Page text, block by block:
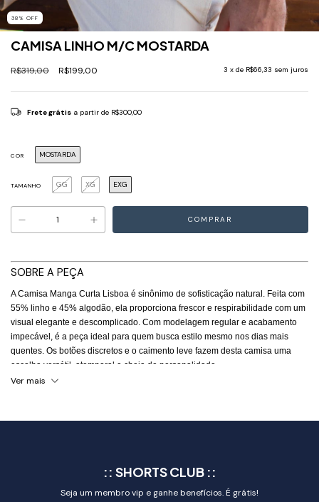
38 % OFF
CAMISA LINHO M/C MOSTARDA
R$319,00 R$199,00 3 x de R$66,33 sem juros
Frete grátis a partir de R$300,00
COR MOSTARDA
TAMANHO GG XG EXG
SOBRE A PEÇA
A Camisa Manga Curta Lisboa é sinônimo de sofisticação natural. Feita com
55% linho e 45% algodão, ela proporciona frescor e respirabilidade com um
visual elegante e descomplicado. Com modelagem regular e acabamento
impecável, é a peça ideal para quem busca estilo mesmo nos dias mais
quentes. Os botões discretos e o caimento leve fazem desta camisa uma
escolha versátil, atemporal e cheia de personalidade.
DICAS DE USO
CUIDADOS
Ver mais
:: SHORTS CLUB ::
Seja um membro vip e ganhe benefícios. É grátis!